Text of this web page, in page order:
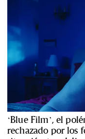
‘Blue Film’, el
rechazado por los